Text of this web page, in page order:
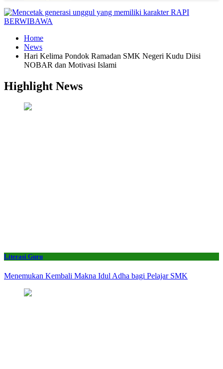
Home
News
Hari Kelima Pondok Ramadan SMK Negeri Kudu Diisi
NOBAR dan Motivasi Islami
Highlight News
Literasi Guru
Menemukan Kembali Makna Idul Adha bagi Pelajar SMK